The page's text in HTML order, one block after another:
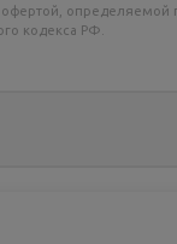
кодекса РФ.